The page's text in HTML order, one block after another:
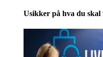
Usikker på hva du